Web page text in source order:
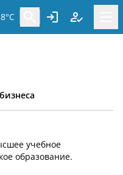
учебное
образование.